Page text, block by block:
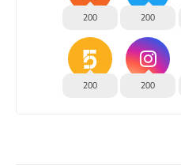
200
200
200
200